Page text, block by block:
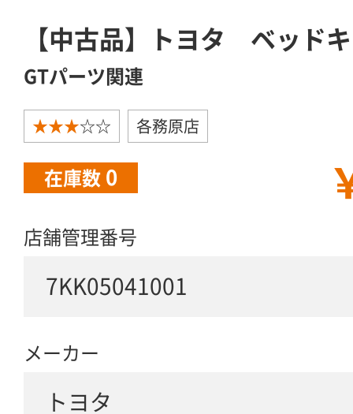
【中古品】トヨタ ベッド
GTパーツ関連
★★★☆☆ 各務原店
在庫数 0
店舗管理番号
7KK05041001
メーカー
トヨタ